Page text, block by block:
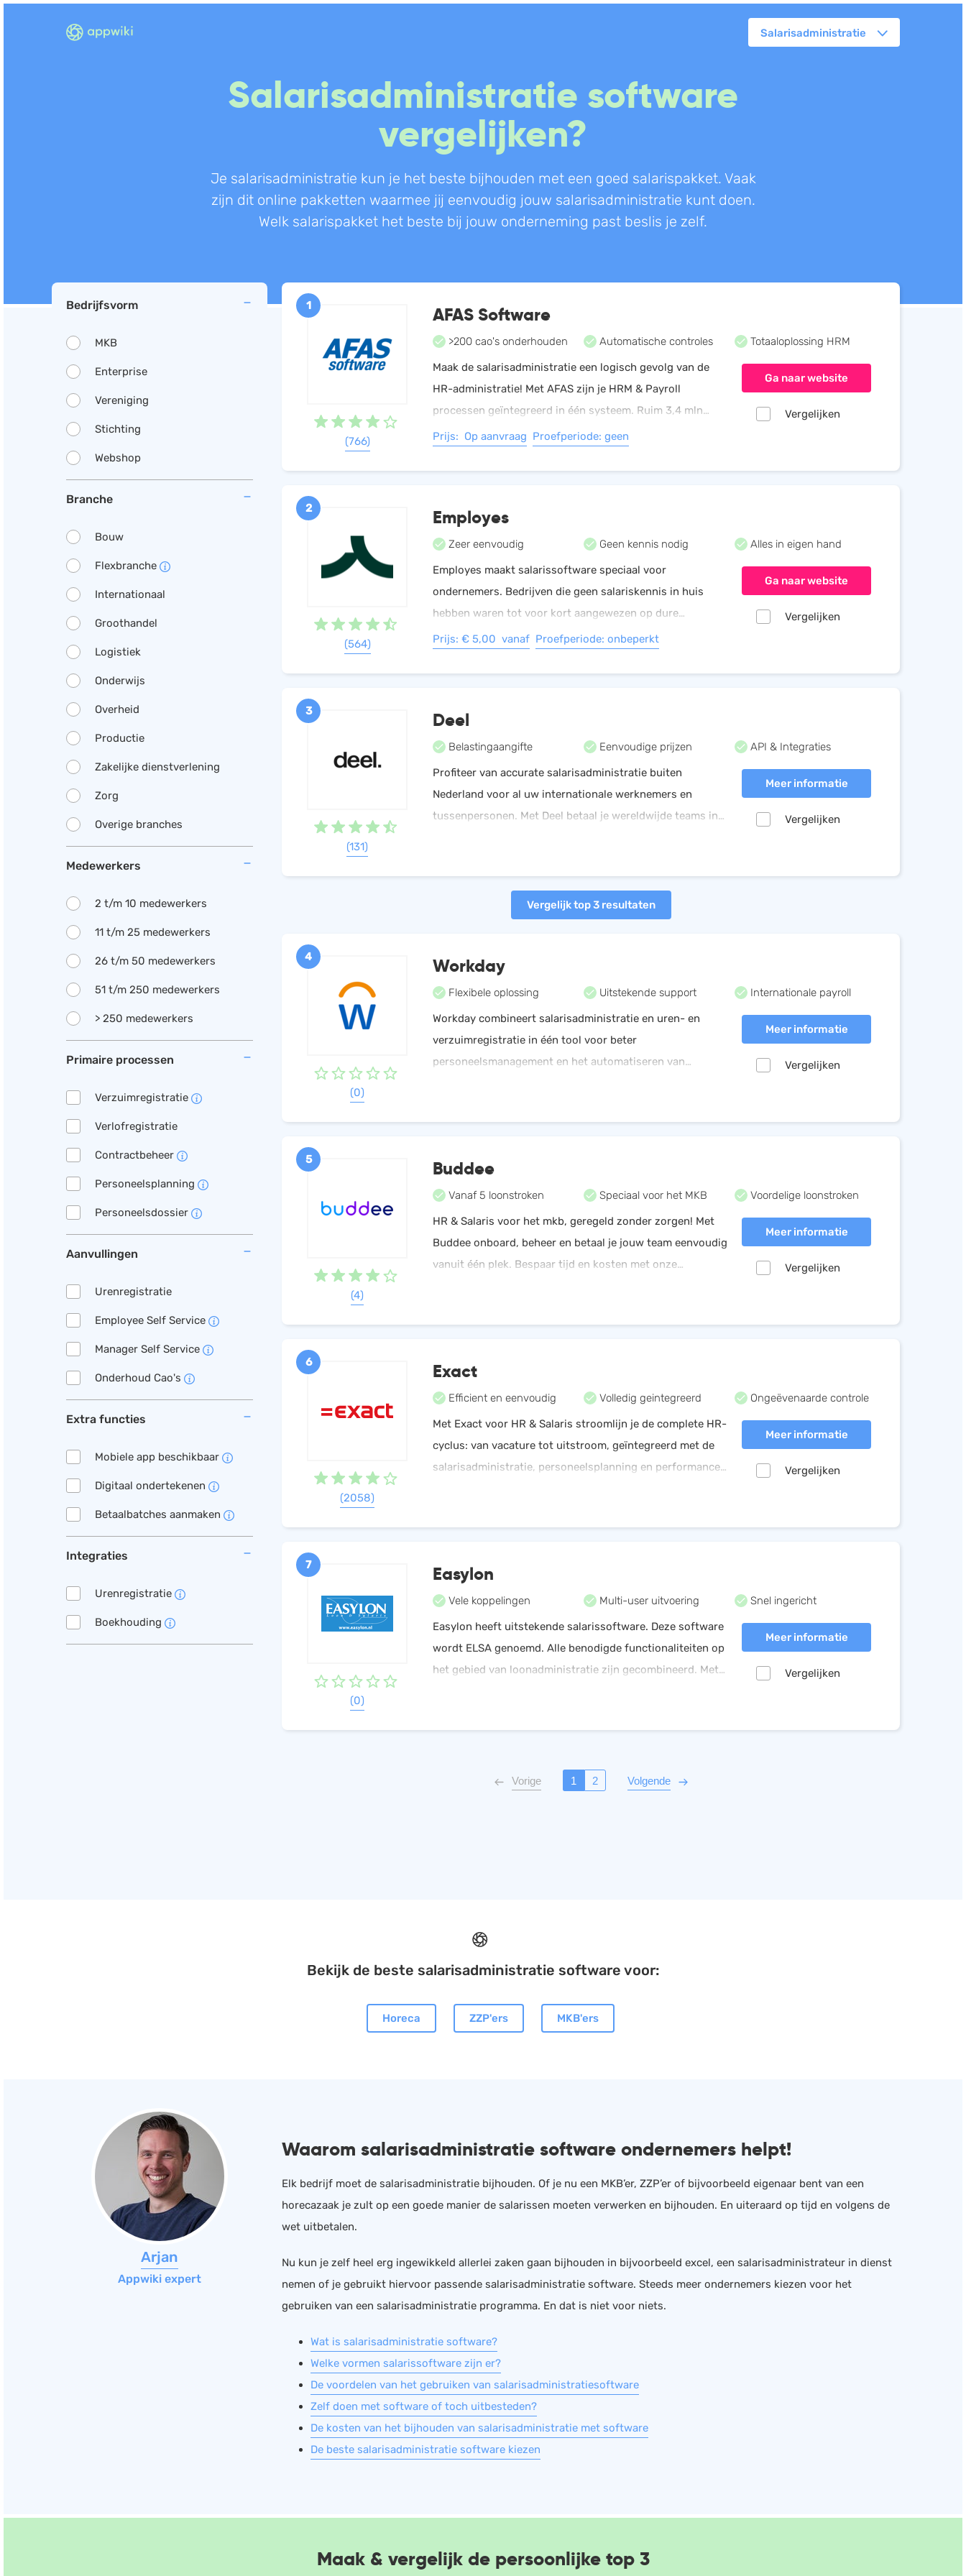
Facturatie
Bonnetjes
Incasso
Declaraties
CRM
Sales
Urenregistratie
Documentmanagement
Projectmanagement
Planning
Kassa
Voorraadbeheer
Verlof en verzuim
HRM
Salarisadministratie
Chat
Helpdesk
Salarisadministratie
Salarisadministratie software
vergelijken?
Je salarisadministratie kun je het beste bijhouden met een goed salarispakket. Vaak
zijn dit online pakketten waarmee jij eenvoudig jouw salarisadministratie kunt doen.
Welk salarispakket het beste bij jouw onderneming past beslis je zelf.
1
(766)
AFAS Software
>200 cao's onderhouden Automatische controles
Totaaloplossing HRM
Maak de salarisadministratie een logisch gevolg van de
HR-administratie! Met AFAS zijn je HRM & Payroll
processen geïntegreerd in één systeem. Ruim 3,4 mln
Nederlanders krijgen al hun loonstrook via AFAS. Jij
Prijs: Op aanvraag Proefperiode: geen
Ga naar website
Vergelijken
2
(564)
Employes
Zeer eenvoudig Geen kennis nodig
Alles in eigen hand
Employes maakt salarissoftware speciaal voor
ondernemers. Bedrijven die geen salariskennis in huis
hebben waren tot voor kort aangewezen op dure
salarisadministrateurs of accountants. Nu niet meer,
Prijs: € 5,00 vanaf Proefperiode: onbeperkt
Ga naar website
Vergelijken
3
(131)
Deel
Belastingaangifte Eenvoudige prijzen
API & Integraties
Profiteer van accurate salarisadministratie buiten
Nederland voor al uw internationale werknemers en
tussenpersonen. Met Deel betaal je wereldwijde teams in
Meer informatie
Vergelijken
Vergelijk top 3 resultaten
4
(0)
Workday
Flexibele oplossing Uitstekende support
Internationale payroll
Workday combineert salarisadministratie en uren- en
verzuimregistratie in één tool voor beter
personeelsmanagement en het automatiseren van
Meer informatie
Vergelijken
5
(4)
Buddee
Vanaf 5 loonstroken Speciaal voor het MKB
Voordelige loonstroken
HR & Salaris voor het mkb, geregeld zonder zorgen! Met
Buddee onboard, beheer en betaal je jouw team eenvoudig
vanuit één plek. Bespaar tijd en kosten met onze
Meer informatie
Vergelijken
6
(2058)
Exact
Efficient en eenvoudig Volledig geintegreerd
Ongeëvenaarde controle
Met Exact voor HR & Salaris stroomlijn je de complete HR-
cyclus: van vacature tot uitstroom, geïntegreerd met de
salarisadministratie, personeelsplanning en performance
Meer informatie
Vergelijken
7
(0)
Easylon
Vele koppelingen Multi-user uitvoering
Snel ingericht
Easylon heeft uitstekende salarissoftware. Deze software
wordt ELSA genoemd. Alle benodigde functionaliteiten op
het gebied van loonadministratie zijn gecombineerd. Met
Meer informatie
Vergelijken
Vorige 1 2 Volgende
Bedrijfsvorm
MKB
Enterprise
Vereniging
Stichting
Webshop
Branche
Bouw
Flexbranche
Internationaal
Groothandel
Logistiek
Onderwijs
Overheid
Productie
Zakelijke dienstverlening
Zorg
Overige branches
Medewerkers
2 t/m 10 medewerkers
11 t/m 25 medewerkers
26 t/m 50 medewerkers
51 t/m 250 medewerkers
> 250 medewerkers
Primaire processen
Verzuimregistratie
Verlofregistratie
Contractbeheer
Personeelsplanning
Personeelsdossier
Aanvullingen
Urenregistratie
Employee Self Service
Manager Self Service
Onderhoud Cao's
Extra functies
Mobiele app beschikbaar
Digitaal ondertekenen
Betaalbatches aanmaken
Integraties
Urenregistratie
Boekhouding
Bekijk de beste salarisadministratie software voor:
Horeca ZZP'ers MKB'ers
Waarom salarisadministratie software ondernemers helpt!
Elk bedrijf moet de salarisadministratie bijhouden. Of je nu een MKB’er, ZZP’er of bijvoorbeeld eigenaar bent van een
horecazaak je zult op een goede manier de salarissen moeten verwerken en bijhouden. En uiteraard op tijd en volgens de
wet uitbetalen.
Nu kun je zelf heel erg ingewikkeld allerlei zaken gaan bijhouden in bijvoorbeeld excel, een salarisadministrateur in dienst
nemen of je gebruikt hiervoor passende salarisadministratie software. Steeds meer ondernemers kiezen voor het
gebruiken van een salarisadministratie programma. En dat is niet voor niets.
Wat is salarisadministratie software?
Welke vormen salarissoftware zijn er?
De voordelen van het gebruiken van salarisadministratiesoftware
Zelf doen met software of toch uitbesteden?
De kosten van het bijhouden van salarisadministratie met software
De beste salarisadministratie software kiezen
Arjan
Appwiki expert
Maak & vergelijk de persoonlijke top 3